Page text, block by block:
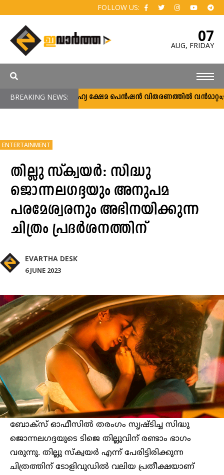
FOLLOW US:
07
AUG, FRIDAY
BREAKING NEWS:സാമൂഹ്യ ക്ഷേമ പെൻഷൻ വിതരണത്തിൽ വൻമാറ്റം;
ENTERTAINMENT
തില്ലു സ്‌ക്വയർ: സിദ്ധു
ജൊന്നലഗദ്ദയും അനുപമ
പരമേശ്വരനും അഭിനയിക്കുന്ന
ചിത്രം പ്രദർശനത്തിന്
EVARTHA DESK
6 JUNE 2023
ബോക്‌സ് ഓഫീസിൽ തരംഗം സൃഷ്ടിച്ച സിദ്ധു
ജൊന്നലഗദ്ദയുടെ ടിജെ തില്ലുവിന് രണ്ടാം ഭാഗം
വരുന്നു. തില്ലു സ്ക്വയർ എന്ന് പേരിട്ടിരിക്കുന്ന
ചിത്രത്തിന് ടോളിവുഡിൽ വലിയ പ്രതീക്ഷയാണ്